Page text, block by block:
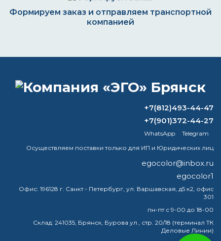
Формируем заказ и отправляем транспортной
компанией
Чем можно покрывать цинковый
Можно ли красить по старой краске
без грунта?
+7(812)493-44-47
+7(901)372-44-27
WhatsApp
Telegram
Осуществляем поставки только для ИП и Юридических лиц
egocolor@inbox.ru
egocolor1
Офис: 196128 г. Санкт - Петербург, ул. Варшавская, д5 к2, офис
301
пн-пт с 9-00 до 18-00
Склад: 241035, Брянск, Бурова ул., стр. 20/18 (терминал ТК
Деловые Линии)